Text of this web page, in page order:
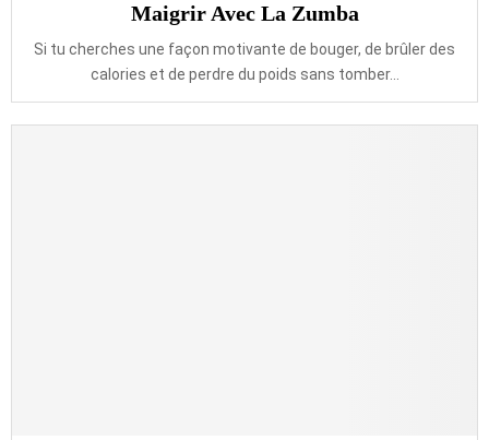
Maigrir Avec La Zumba
Si tu cherches une façon motivante de bouger, de brûler des
calories et de perdre du poids sans tomber...